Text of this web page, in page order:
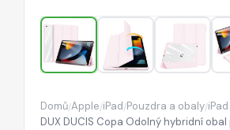
pro
10,2"
(7/8/9
růžový
Domů/Apple/iPad/Pouzdra a obaly/
DUX DUCIS Copa Odolný hybridní obal